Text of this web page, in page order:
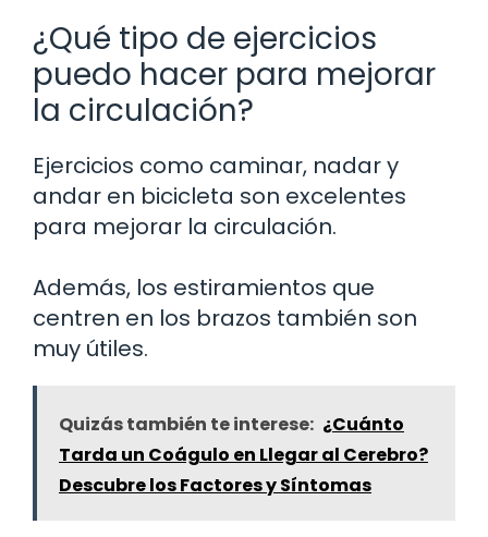
¿Qué tipo de ejercicios
puedo hacer para mejorar
la circulación?
Ejercicios como caminar, nadar y
andar en bicicleta son excelentes
para mejorar la circulación.
Además, los estiramientos que
centren en los brazos también son
muy útiles.
Quizás también te interese: ¿Cuánto
Tarda un Coágulo en Llegar al Cerebro?
Descubre los Factores y Síntomas